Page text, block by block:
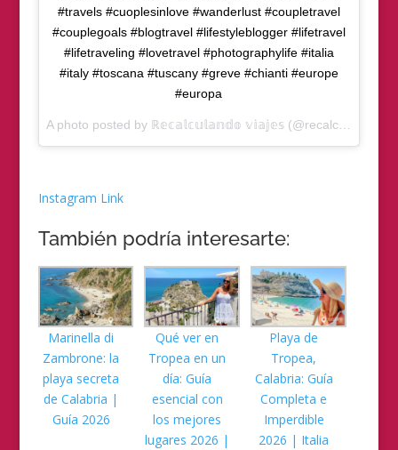
#travels #cuoplesinlove #wanderlust #coupletravel
#couplegoals #blogtravel #lifestyleblogger #lifetravel
#lifetraveling #lovetravel #photographylife #italia
#italy #toscana #tuscany #greve #chianti #europe
#europa
A photo posted by ℝ𝕖𝕔𝕒𝕝𝕔𝕦𝕝𝕒𝕟𝕕𝕠 𝕧𝕚𝕒𝕛𝕖𝕤 (@recalculandoviajes) on
Instagram Link
También podría interesarte:
Marinella di
Zambrone: la
playa secreta
de Calabria |
Guía 2026
Qué ver en
Tropea en un
día: Guía
esencial con
los mejores
lugares 2026 |
Playa de
Tropea,
Calabria: Guía
Completa e
Imperdible
2026 | Italia